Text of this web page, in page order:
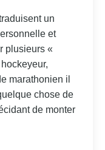
un
et
plusieurs «
marathonien il
chose de
de monter